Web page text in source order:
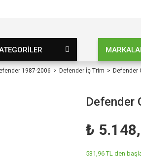
1987-2006 Defender İç Trim Defender
Defender
₺
531,96 TL den